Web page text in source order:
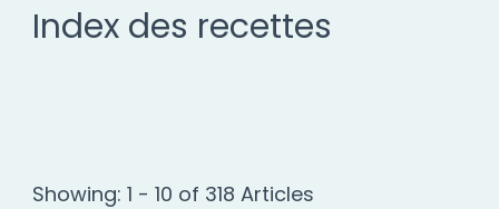
Index des recettes
Showing: 1 - 10 of 318 Articles